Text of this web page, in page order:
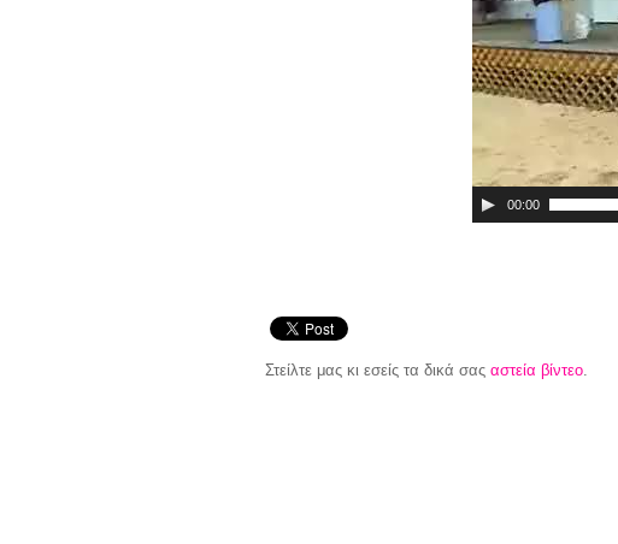
00:00
Στείλτε μας κι εσείς τα δικά σας αστεία βίντεο.